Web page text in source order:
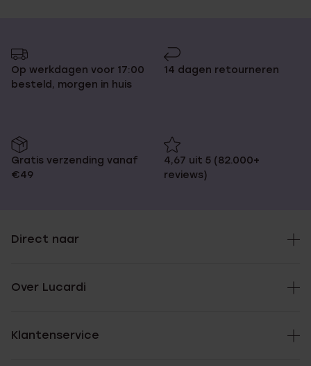
Op werkdagen voor 17:00
besteld, morgen in huis
14 dagen retourneren
Gratis verzending vanaf
€49
4,67 uit 5 (82.000+
reviews)
Direct naar
Over Lucardi
Klantenservice